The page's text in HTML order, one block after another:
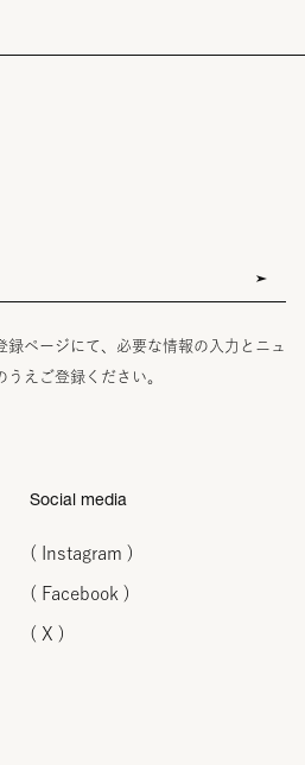
ページにて、必要な情報の入力とニュ
えご登録ください。
Social media
( Instagram )
( Facebook )
( X )